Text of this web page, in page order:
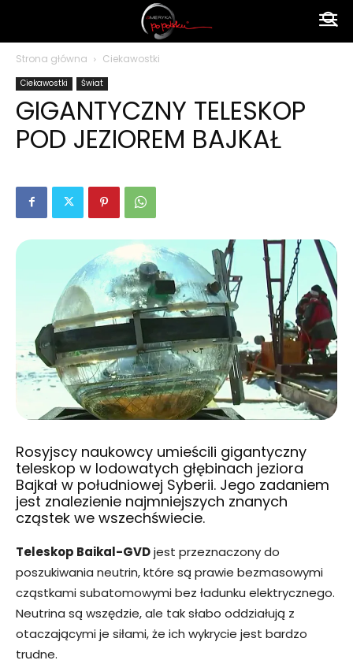
Strona główna Ciekawostki
Ciekawostki Świat
GIGANTYCZNY TELESKOP
POD JEZIOREM BAJKAŁ
Rosyjscy naukowcy umieścili gigantyczny
teleskop w lodowatych głębinach jeziora
Bajkał w południowej Syberii. Jego zadaniem
jest znalezienie najmniejszych znanych
cząstek we wszechświecie.
Teleskop Baikal-GVDjest przeznaczony do
poszukiwania neutrin, które są prawie bezmasowymi
cząstkami subatomowymi bez ładunku elektrycznego.
Neutrina są wszędzie, ale tak słabo oddziałują z
otaczającymi je siłami, że ich wykrycie jest bardzo
trudne.